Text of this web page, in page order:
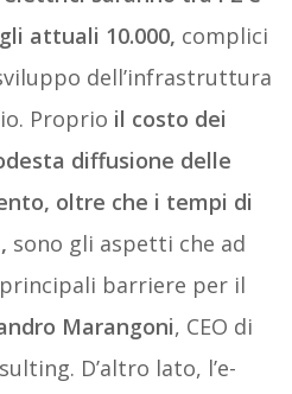
attuali 10.000, complici
dell’infrastruttura
Proprio il costo dei
diffusione delle
oltre che i tempi di
sono gli aspetti che ad
barriere per il
Marangoni, CEO di
D’altro lato, l’e-